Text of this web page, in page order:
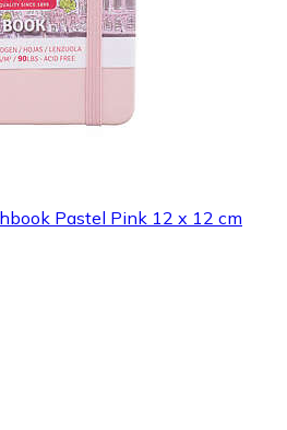
Pastel Pink 12 x 12 cm